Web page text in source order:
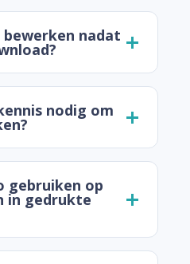
nadat
nodig om
gebruiken op
in gedrukte